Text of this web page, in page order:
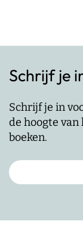
Schrijf je
Schrijf je in
de hoogte
boeken.